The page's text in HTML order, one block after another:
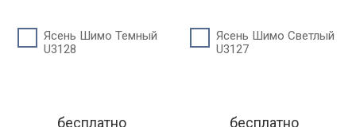
Ясень Шимо Темный
U3128
бесплатно
Ясень Шимо Светлый
U3127
бесплатно